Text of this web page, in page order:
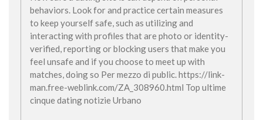
behaviors. Look for and practice certain measures
to keep yourself safe, such as utilizing and
interacting with profiles that are photo or identity-
verified, reporting or blocking users that make you
feel unsafe and if you choose to meet up with
matches, doing so Per mezzo di public. https://link-
man.free-weblink.com/ZA_308960.html Top ultime
cinque dating notizie Urbano